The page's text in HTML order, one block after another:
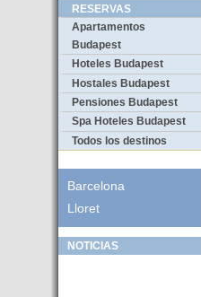
RESERVAS
Apartamentos
Budapest
Hoteles Budapest
Hostales Budapest
Pensiones Budapest
Spa Hoteles Budapest
Todos los destinos
Barcelona
Lloret
NOTICIAS